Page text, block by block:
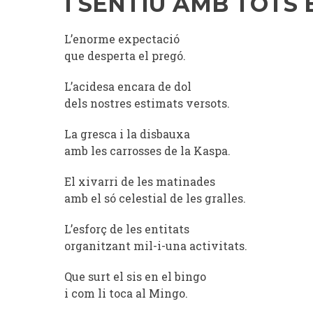
L’enorme expectació
que desperta el pregó.
L’acidesa encara de dol
dels nostres estimats versots.
La gresca i la disbauxa
amb les carrosses de la Kaspa.
El xivarri de les matinades
amb el só celestial de les gralles.
L’esforç de les entitats
organitzant mil-i-una activitats.
Que surt el sis en el bingo
i com li toca al Mingo.